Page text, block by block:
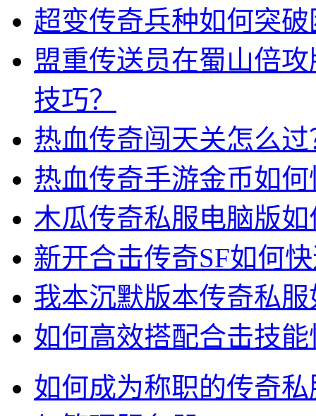
超变传奇兵种如何突
盟重传送员在蜀山倍
技巧？
热血传奇闯天关怎么
热血传奇手游金币如
木瓜传奇私服电脑版
新开合击传奇SF如何
我本沉默版本传奇私
如何高效搭配合击技能
如何成为称职的传奇